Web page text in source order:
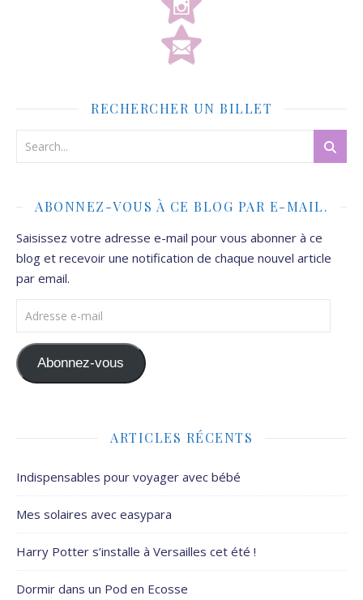
RECHERCHER UN BILLET
ABONNEZ-VOUS À CE BLOG PAR E-MAIL.
Saisissez votre adresse e-mail pour vous abonner à ce
blog et recevoir une notification de chaque nouvel article
par email.
Adresse e-mail
Abonnez-vous
ARTICLES RÉCENTS
Indispensables pour voyager avec bébé
Mes solaires avec easypara
Harry Potter s’installe à Versailles cet été !
Dormir dans un Pod en Ecosse